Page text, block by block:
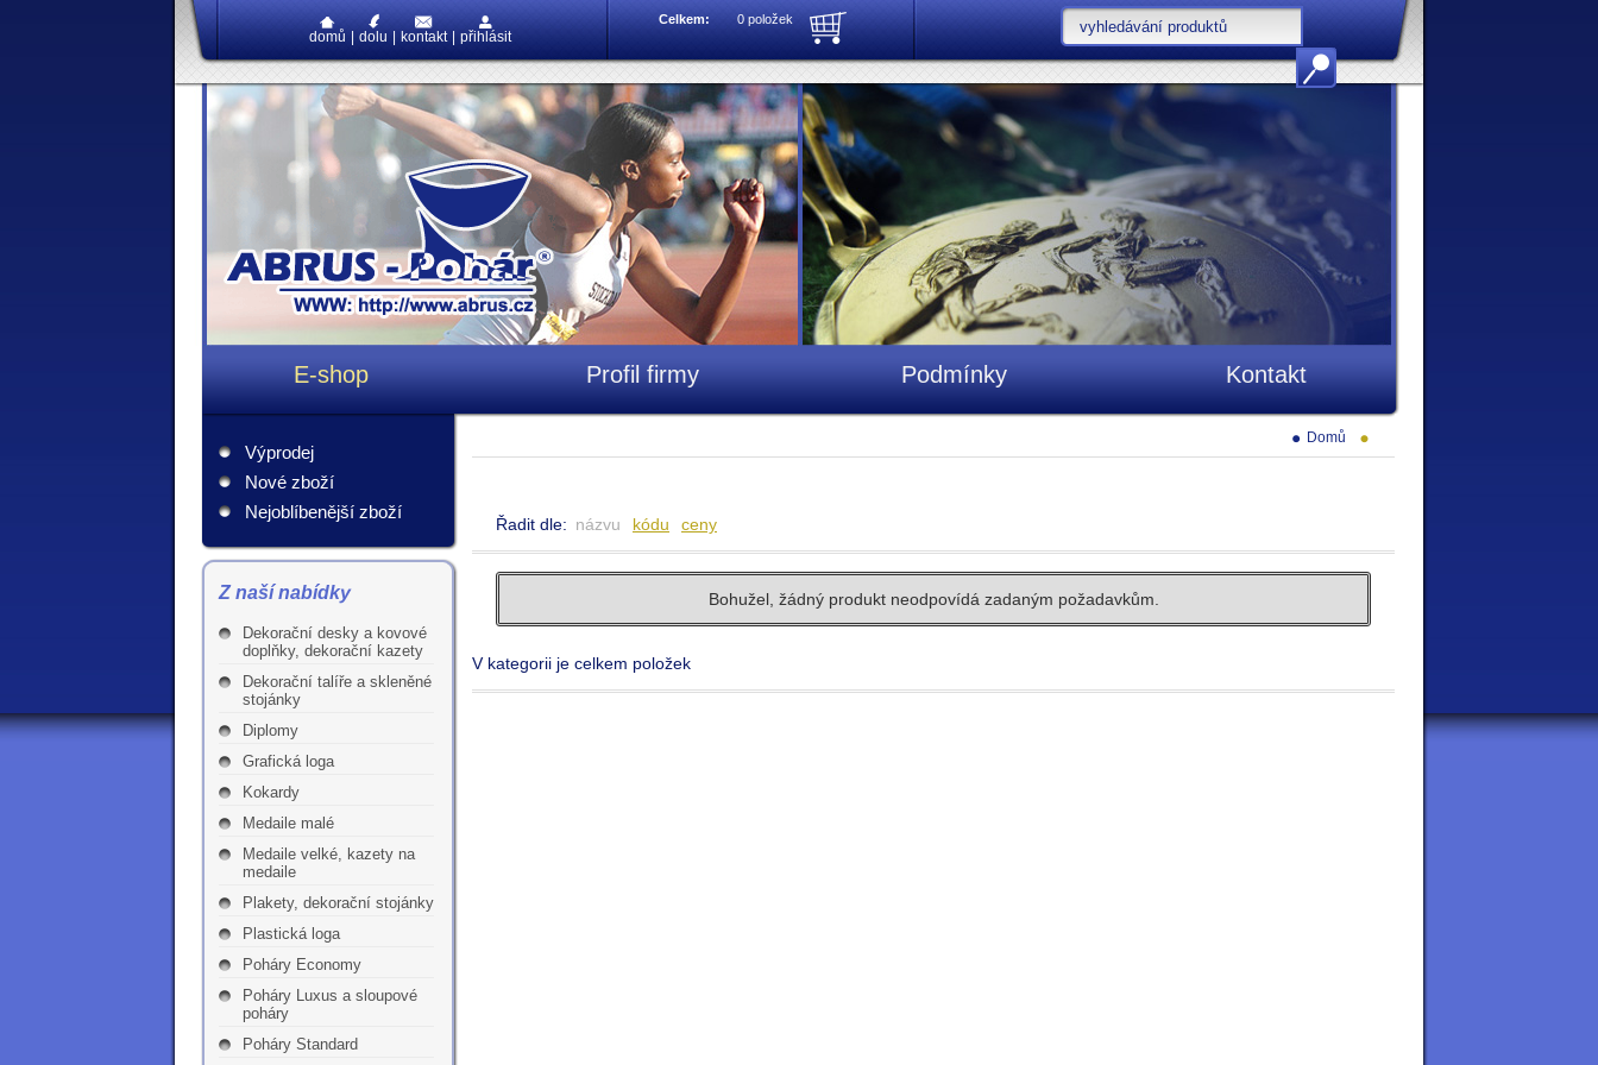
domů dolu kontakt přihlásit
Celkem: 0 položek
E-shop Profil firmy Podmínky Kontakt
Výprodej
Nové zboží
Nejoblíbenější zboží
Z naší nabídky
Dekorační desky a kovové
doplňky, dekorační kazety
Dekorační talíře a skleněné
stojánky
Diplomy
Grafická loga
Kokardy
Medaile malé
Medaile velké, kazety na
medaile
Plakety, dekorační stojánky
Plastická loga
Poháry Economy
Poháry Luxus a sloupové
poháry
Poháry Standard
Domů
Řadit dle: názvu kódu ceny
Bohužel, žádný produkt neodpovídá zadaným požadavkům.
V kategorii je celkem položek